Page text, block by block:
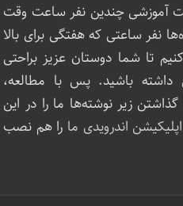
آموزشی چندین نفر ساعت‌ وقت
نفر ساعتی که هفتگی برای بالا
تا شما دوستان عزیز براحتی
باشید. پس با مطالعه،
زیر نوشته‌‌ها ما را در این
اپلیکیشن اندرویدی ما را هم نصب